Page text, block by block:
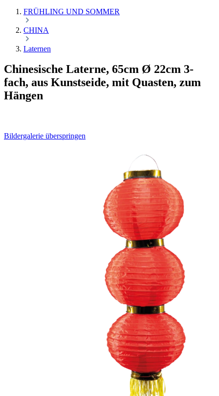
FRÜHLING UND SOMMER
CHINA
Laternen
Chinesische Laterne, 65cm Ø 22cm 3-
fach, aus Kunstseide, mit Quasten, zum
Hängen
Bildergalerie überspringen